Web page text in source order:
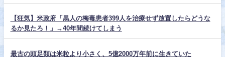
【狂気】米政府「黒人の梅毒患者399人を治療せず放置したらどうな
るか見たろ！」→40年間続けてしまう
最古の頭足類は米粒より小さく、5億2000万年前に生きていた